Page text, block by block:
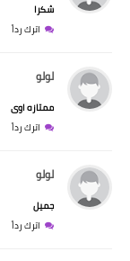
شكرا
اترك رداً
لولو
ممتازه اوى
اترك رداً
لولو
جميل
اترك رداً